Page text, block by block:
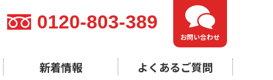
0120-803-389
お問い合わせ
新着情報 よくあるご質問